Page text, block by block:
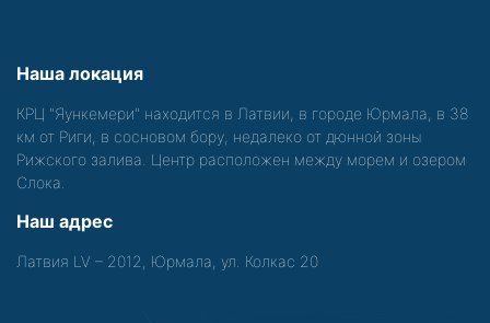
Наша локация
КРЦ "Яункемери" находится в Латвии, в городе Юрмала, в 38
км от Риги, в сосновом бору, недалеко от дюнной зоны
Рижского залива. Центр расположен между морем и озером
Слока.
Наш адрес
Латвия LV – 2012, Юрмала, ул. Колкас 20